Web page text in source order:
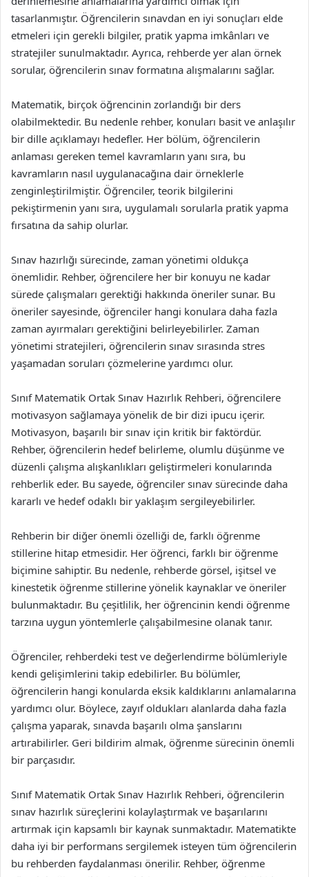
tasarlanmıştır. Öğrencilerin sınavdan en iyi sonuçları elde
etmeleri için gerekli bilgiler, pratik yapma imkânları ve
stratejiler sunulmaktadır. Ayrıca, rehberde yer alan örnek
sorular, öğrencilerin sınav formatına alışmalarını sağlar.
Matematik, birçok öğrencinin zorlandığı bir ders
olabilmektedir. Bu nedenle rehber, konuları basit ve anlaşılır
bir dille açıklamayı hedefler. Her bölüm, öğrencilerin
anlaması gereken temel kavramların yanı sıra, bu
kavramların nasıl uygulanacağına dair örneklerle
zenginleştirilmiştir. Öğrenciler, teorik bilgilerini
pekiştirmenin yanı sıra, uygulamalı sorularla pratik yapma
fırsatına da sahip olurlar.
Sınav hazırlığı sürecinde, zaman yönetimi oldukça
önemlidir. Rehber, öğrencilere her bir konuyu ne kadar
sürede çalışmaları gerektiği hakkında öneriler sunar. Bu
öneriler sayesinde, öğrenciler hangi konulara daha fazla
zaman ayırmaları gerektiğini belirleyebilirler. Zaman
yönetimi stratejileri, öğrencilerin sınav sırasında stres
yaşamadan soruları çözmelerine yardımcı olur.
Sınıf Matematik Ortak Sınav Hazırlık Rehberi, öğrencilere
motivasyon sağlamaya yönelik de bir dizi ipucu içerir.
Motivasyon, başarılı bir sınav için kritik bir faktördür.
Rehber, öğrencilerin hedef belirleme, olumlu düşünme ve
düzenli çalışma alışkanlıkları geliştirmeleri konularında
rehberlik eder. Bu sayede, öğrenciler sınav sürecinde daha
kararlı ve hedef odaklı bir yaklaşım sergileyebilirler.
Rehberin bir diğer önemli özelliği de, farklı öğrenme
stillerine hitap etmesidir. Her öğrenci, farklı bir öğrenme
biçimine sahiptir. Bu nedenle, rehberde görsel, işitsel ve
kinestetik öğrenme stillerine yönelik kaynaklar ve öneriler
bulunmaktadır. Bu çeşitlilik, her öğrencinin kendi öğrenme
tarzına uygun yöntemlerle çalışabilmesine olanak tanır.
Öğrenciler, rehberdeki test ve değerlendirme bölümleriyle
kendi gelişimlerini takip edebilirler. Bu bölümler,
öğrencilerin hangi konularda eksik kaldıklarını anlamalarına
yardımcı olur. Böylece, zayıf oldukları alanlarda daha fazla
çalışma yaparak, sınavda başarılı olma şanslarını
artırabilirler. Geri bildirim almak, öğrenme sürecinin önemli
bir parçasıdır.
Sınıf Matematik Ortak Sınav Hazırlık Rehberi, öğrencilerin
sınav hazırlık süreçlerini kolaylaştırmak ve başarılarını
artırmak için kapsamlı bir kaynak sunmaktadır. Matematikte
daha iyi bir performans sergilemek isteyen tüm öğrencilerin
bu rehberden faydalanması önerilir. Rehber, öğrenme